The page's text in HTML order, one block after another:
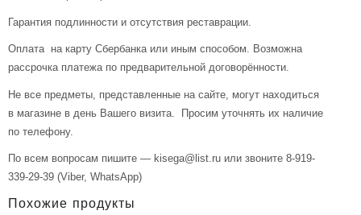
Гарантия подлинности и отсутствия реставрации.
Оплата на карту Сбербанка или иным способом. Возможна
рассрочка платежа по предварительной договорённости.
Не все предметы, представленные на сайте, могут находиться
в магазине в день Вашего визита. Просим уточнять их наличие
по телефону.
По всем вопросам пишите — kisega@list.ru или звоните 8-919-
339-29-39 (Viber, WhatsApp)
Похожие продукты